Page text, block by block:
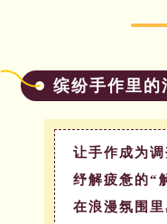
缤纷手作里的
让手作成为
纾解疲惫的“
在浪漫氛围